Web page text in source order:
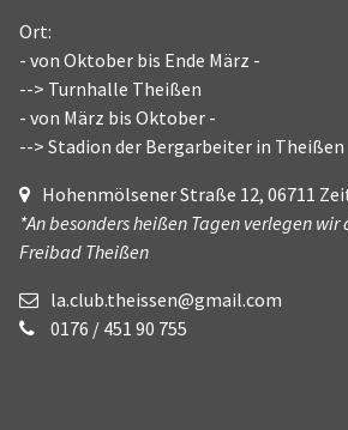
Ort:
- von Oktober bis Ende März -
--> Turnhalle Theißen
- von März bis Oktober -
--> Stadion der Bergarbeiter in Theißen
Hohenmölsener Straße 12, 06711
*An besonders heißen Tagen verlegen wir
Freibad Theißen
la.club.theissen@gmail.com
0176 / 451 90 755